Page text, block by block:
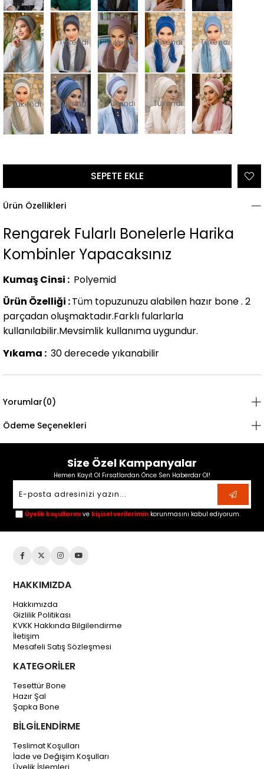
Tükendi Tükendi Tükendi Tükendi
Tükendi Tükendi Tükendi Tükendi
Ürün Özellikleri
Rengarek Fularlı Bonelerle Harika
Kombinler Yapacaksınız
Kumaş Cinsi : Polyemid
Ürün Özelliği :Tüm topuzunuzu alabilen hazır bone . 2
parçadan oluşmaktadır.Farklı fularlarla
kullanılabilir.Mevsimlik kullanıma uygundur.
Yıkama : 30 derecede yıkanabilir
Yorumlar(0)
Ödeme Seçenekleri
Size Özel Kampanyalar
Hemen Kayıt Ol Fırsatlardan Önce Sen Haberdar Ol!
Üyelik koşullarını ve kişisel verilerimin korunmasını kabul ediyorum.
HAKKIMIZDA
Hakkımızda
Gizlilik Politikası
KVKK Hakkında Bilgilendirme
İletişim
Mesafeli Satış Sözleşmesi
KATEGORİLER
Tesettür Bone
Hazır Şal
Şapka Bone
BİLGİLENDİRME
Teslimat Koşulları
İade ve Değişim Koşulları